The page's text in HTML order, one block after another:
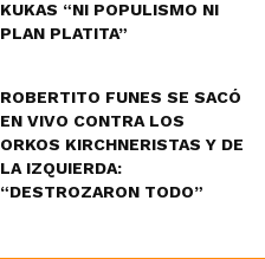
KUKAS “NI POPULISMO NI
PLAN PLATITA”
ROBERTITO FUNES SE SACÓ
EN VIVO CONTRA LOS
ORKOS KIRCHNERISTAS Y DE
LA IZQUIERDA:
“DESTROZARON TODO”